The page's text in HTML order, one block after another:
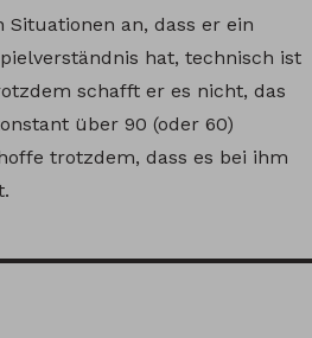
an, dass er ein
hat, technisch ist
schafft er es nicht, das
über 90 (oder 60)
trotzdem, dass es bei ihm